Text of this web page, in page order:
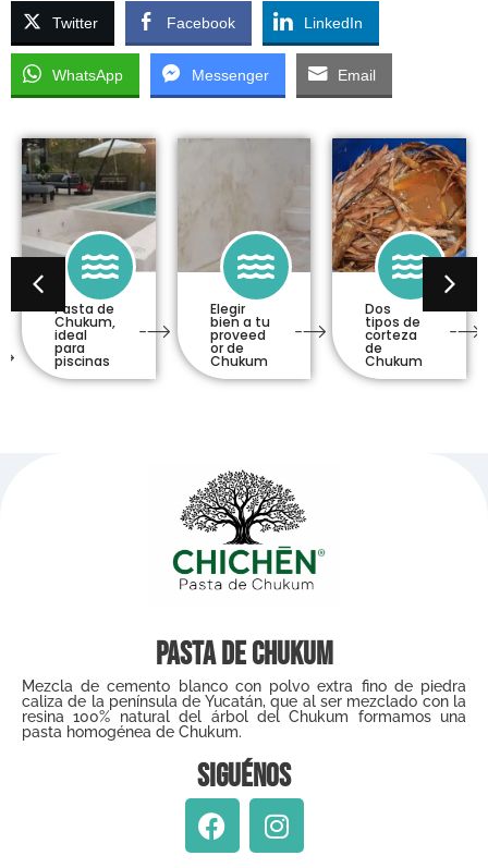
Twitter Facebook LinkedIn
WhatsApp Messenger Email
Pasta de
Chukum,
ideal
para
piscinas
Elegir
bien a tu
proveed
or de
Chukum
Dos
tipos de
corteza
de
Chukum
Pasta de Chukum
Mezcla de cemento blanco con polvo extra fino de piedra
caliza de la península de Yucatán, que al ser mezclado con la
resina 100% natural del árbol del Chukum formamos una
pasta homogénea de Chukum.
Siguénos